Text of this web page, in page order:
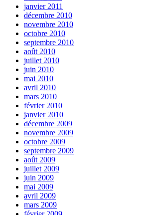
janvier 2011
décembre 2010
novembre 2010
octobre 2010
septembre 2010
août 2010
juillet 2010
juin 2010
mai 2010
avril 2010
mars 2010
février 2010
janvier 2010
décembre 2009
novembre 2009
octobre 2009
septembre 2009
août 2009
juillet 2009
juin 2009
mai 2009
avril 2009
mars 2009